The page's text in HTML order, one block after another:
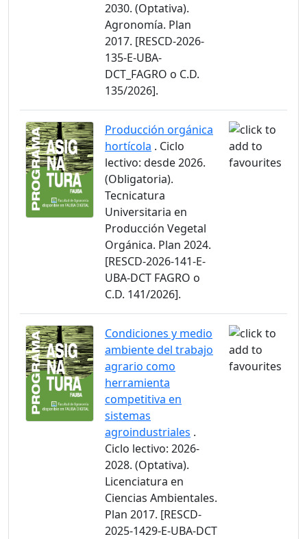
2030. (Optativa).
Agronomía. Plan
2017. [RESCD-2026-
135-E-UBA-
DCT_FAGRO o C.D.
135/2026].
Producción orgánica
hortícola . Ciclo
lectivo: desde 2026.
(Obligatoria).
Tecnicatura
Universitaria en
Producción Vegetal
Orgánica. Plan 2024.
[RESCD-2026-141-E-
UBA-DCT FAGRO o
C.D. 141/2026].
Condiciones y medio
ambiente del trabajo
agrario como
herramienta
competitiva en
sistemas
agroindustriales .
Ciclo lectivo: 2026-
2028. (Optativa).
Licenciatura en
Ciencias Ambientales.
Plan 2017. [RESCD-
2025-1429-E-UBA-DCT